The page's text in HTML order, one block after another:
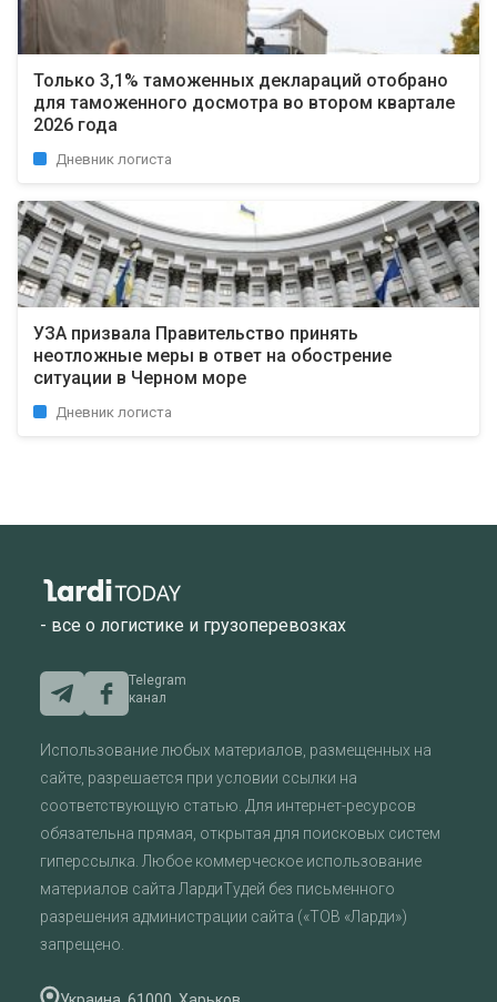
Только 3,1% таможенных деклараций отобрано
для таможенного досмотра во втором квартале
2026 года
Дневник логиста
УЗА призвала Правительство принять
неотложные меры в ответ на обострение
ситуации в Черном море
Дневник логиста
- все о логистике и грузоперевозках
Telegram
канал
Использование любых материалов, размещенных на
сайте, разрешается при условии ссылки на
соответствующую статью. Для интернет-ресурсов
обязательна прямая, открытая для поисковых систем
гиперссылка. Любое коммерческое использование
материалов сайта ЛардиТудей без письменного
разрешения администрации сайта («ТОВ «Ларди»)
запрещено.